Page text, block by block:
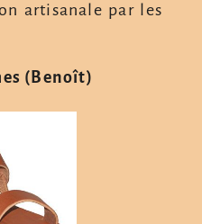
artisanale par les
(Benoît)